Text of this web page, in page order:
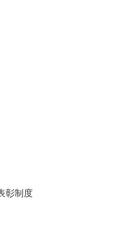
彰制度